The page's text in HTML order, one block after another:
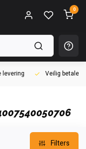
0
Veilig betalen
Filters